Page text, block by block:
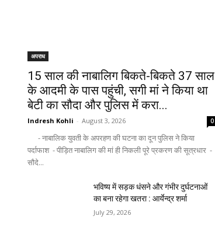
अपराध
15 साल की नाबालिग बिकते-बिकते 37 साल
के आदमी के पास पहुंची, सगी मां ने किया था
बेटी का सौदा और पुलिस में करा...
Indresh Kohli - August 3, 2026 0
- नाबालिक युवती के अपरहण की घटना का दून पुलिस ने किया
पर्दाफाश - पीड़ित नाबालिग की मां ही निकली पूरे प्रकरण की सूत्रधार -
सौदे...
भविष्य में सड़क धंसने और गंभीर दुर्घटनाओं
का बना रहेगा खतरा : आर्येन्द्र शर्मा
July 29, 2026